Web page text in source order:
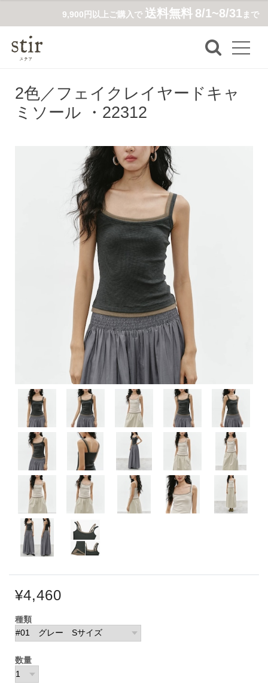
9,900円以上ご購入で 送料無料 8/1~8/31まで
2色／フェイクレイヤードキャ
ミソール ・22312
¥4,460
種類
数量